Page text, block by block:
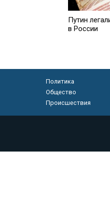
Путин
в России
Политика
Общество
Происшествия
Федеральной службе по